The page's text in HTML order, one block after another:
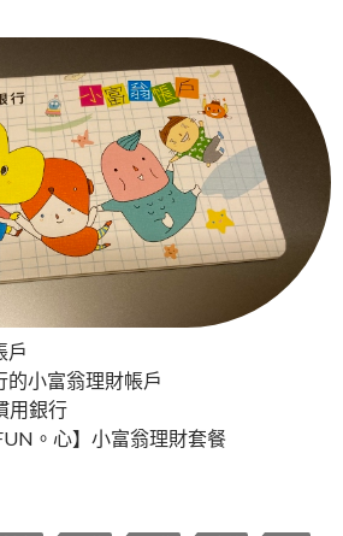
戶
小富翁理財帳戶
用銀行
。心】小富翁理財套餐
。第一次開戶(富邦小富翁帳戶)